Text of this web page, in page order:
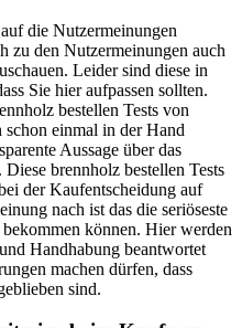
die Nutzermeinungen
zu den Nutzermeinungen auch
Leider sind diese in
Sie hier aufpassen sollten.
bestellen Tests von
schon einmal in der Hand
Aussage über das
brennholz bestellen Tests
der Kaufentscheidung auf
nach ist das die seriöseste
können. Hier werden
Handhabung beantwortet
machen dürfen, dass
sind.